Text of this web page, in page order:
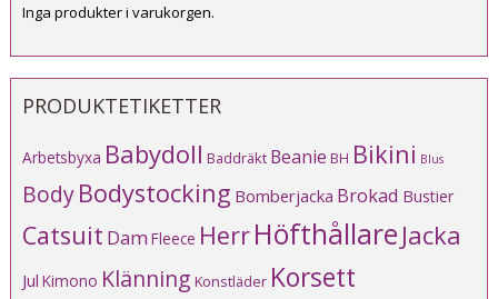
Inga produkter i varukorgen.
PRODUKTETIKETTER
Arbetsbyxa Babydoll Baddräkt Beanie BH Bikini Blus
BodyBodystocking Bomberjacka Brokad Bustier
Catsuit Dam Fleece HerrHöfthållare Jacka
Jul Kimono Klänning Konstläder Korsett